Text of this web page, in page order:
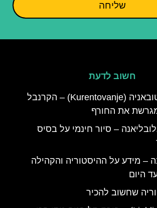
שליחה
חשוב לדעת
פסטיבל קורנטובאניה (Kurentovanje) – הקרנבל
את החורף
– סיור חינמי על בסיס
– מידע על ההיסטוריה והקהילה
היום
שחשוב להכיר